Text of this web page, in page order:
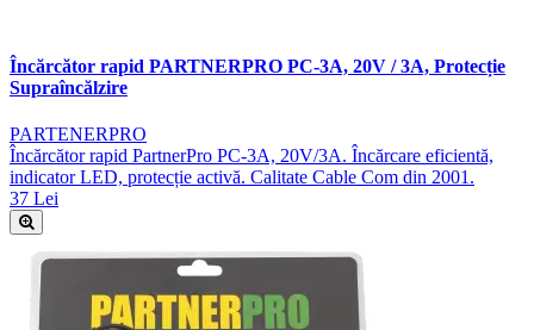
Încărcător rapid PARTNERPRO PC-3A, 20V / 3A, Protecție
Supraîncălzire
PARTENERPRO
Încărcător rapid PartnerPro PC-3A, 20V/3A. Încărcare eficientă,
indicator LED, protecție activă. Calitate Cable Com din 2001.
37 Lei